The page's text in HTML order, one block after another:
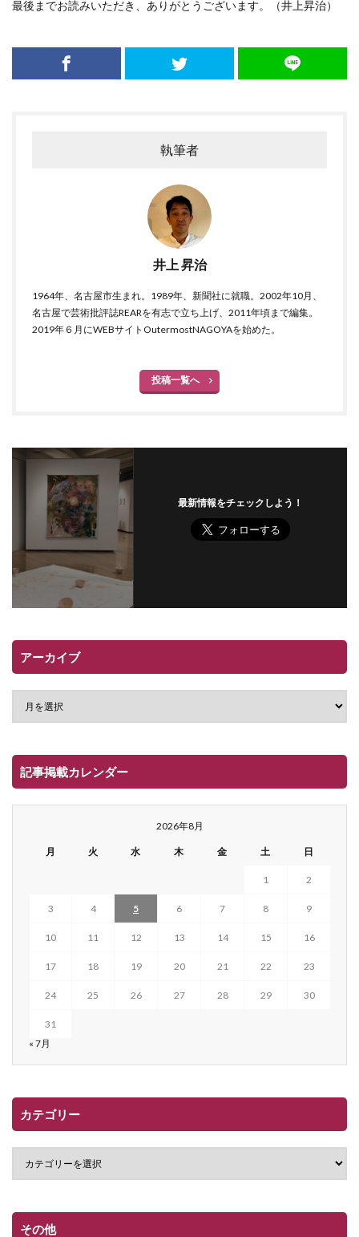
最後までお読みいただき、ありがとうございます。（井上昇治）
執筆者
井上 昇治
1964年、名古屋市生まれ。1989年、新聞社に就職。2002年10月、
名古屋で芸術批評誌REARを有志で立ち上げ、2011年頃まで編集。
2019年６月にWEBサイトOutermostNAGOYAを始めた。
投稿一覧へ
最新情報をチェックしよう！
アーカイブ
記事掲載カレンダー
2026年8月
月 火 水 木 金 土 日
1 2
3 4 5 6 7 8 9
10 11 12 13 14 15 16
17 18 19 20 21 22 23
24 25 26 27 28 29 30
31
« 7月
カテゴリー
その他